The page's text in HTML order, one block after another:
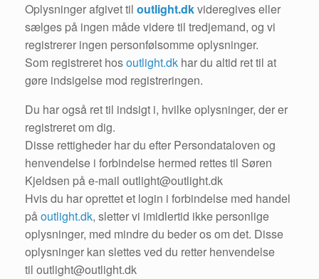
Oplysninger afgivet til outlight.dkvideregives eller
sælges på ingen måde videre til tredjemand, og vi
registrerer ingen personfølsomme oplysninger.
Som registreret hosoutlight.dk har du altid ret til at
gøre indsigelse mod registreringen.
Du har også ret til indsigt i, hvilke oplysninger, der er
registreret om dig.
Disse rettigheder har du efter Persondataloven og
henvendelse i forbindelse hermed rettes til Søren
Kjeldsen på e-mail outlight@outlight.dk
Hvis du har oprettet et login i forbindelse med handel
påoutlight.dk, sletter vi imidlertid ikke personlige
oplysninger, med mindre du beder os om det. Disse
oplysninger kan slettes ved du retter henvendelse
til outlight@outlight.dk